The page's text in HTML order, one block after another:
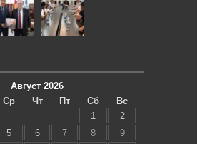
Август 2026
Ср Чт Пт Сб
Вс
1
2
5 6 7 8
9